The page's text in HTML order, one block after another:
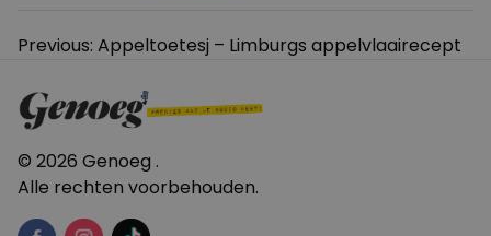
Bericht
Previous: Appeltoetesj – Limburgs appelvlaairecept
© 2026 Genoeg .
Alle rechten voorbehouden.